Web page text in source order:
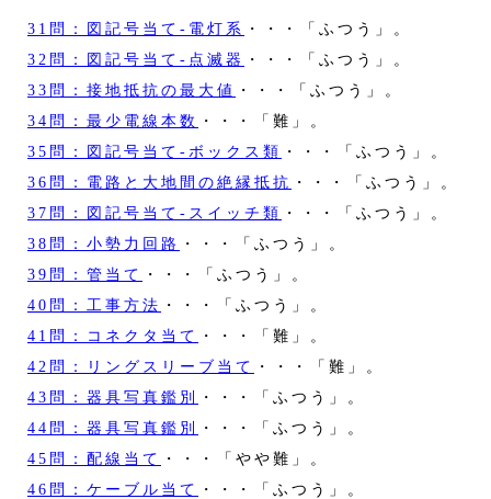
31問：図記号当て‐電灯系
・・・「ふつう」。
32問：図記号当て‐点滅器
・・・「ふつう」。
33問：接地抵抗の最大値
・・・「ふつう」。
34問：最少電線本数
・・・「難」。
35問：図記号当て‐ボックス類 ・・・「ふつう」。
36問：電路と大地間の絶縁抵抗 ・・・「ふつう」。
37問：図記号当て‐スイッチ類 ・・・「ふつう」。
38問：小勢力回路
・・・「ふつう」。
39問：管当て
・・・「ふつう」。
40問：工事方法 ・・・「ふつう」。
41問：コネクタ当て
・・・「難」。
42問：リングスリーブ当て
・・・「難」。
43問：器具写真鑑別
・・・「ふつう」。
44問：器具写真鑑別
・・・「ふつう」。
45問：配線当て
・・・「やや難」。
46問：ケーブル当て
・・・「ふつう」。